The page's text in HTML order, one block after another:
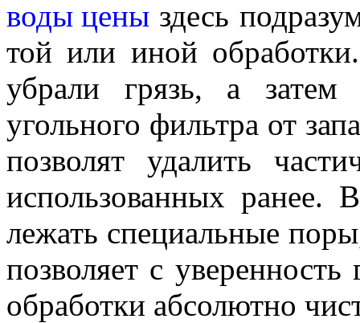
здесь
той или иной
убрали грязь, а
угольного фильтра от
позволят удалить
использованных ранее.
лежать специальные
позволяет с
обработки абсолютно